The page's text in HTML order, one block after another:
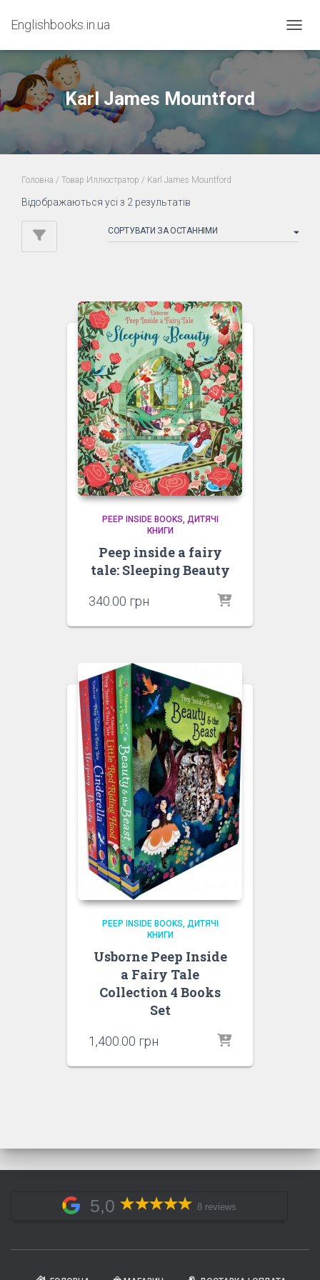
Englishbooks.in.ua
Karl James Mountford
Головна / Товар Иллюстратор / Karl James Mountford
Відображаються усі з 2 результатів
latest
PEEP INSIDE BOOKS ДИТЯЧІ
КНИГИ
Peep inside a fairy
tale: Sleeping Beauty
340.00 грн
PEEP INSIDE BOOKS ДИТЯЧІ
КНИГИ
Usborne Peep Inside
a Fairy Tale
Collection 4 Books
Set
1,400.00 грн
5,0 8 reviews